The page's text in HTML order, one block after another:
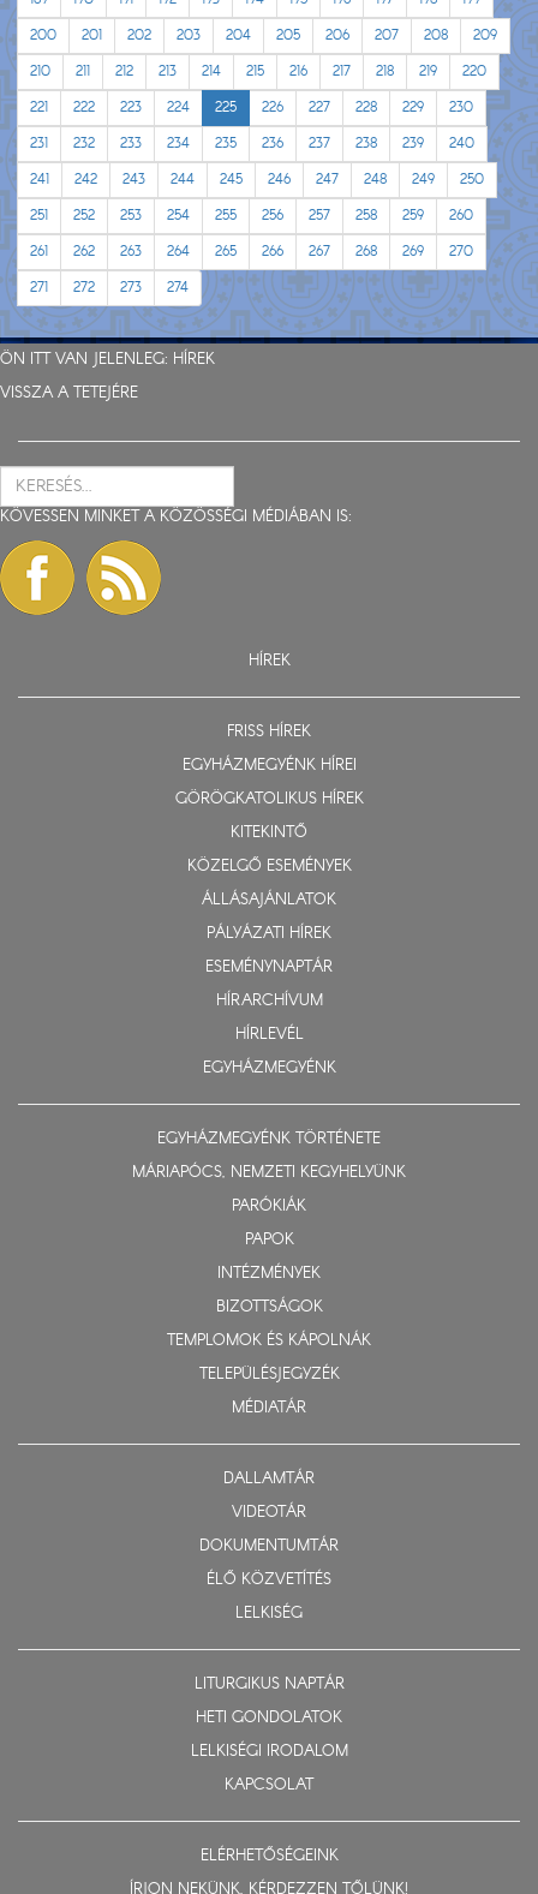
200
201 202 203 204 205 206 207 208
209
210
211 212 213 214 215 216 217 218 219
220
221
222 223 224 225 226 227 228 229
230
231
232 233 234 235 236 237 238 239
240
241
242 243 244 245 246 247 248 249
250
251
252 253 254 255 256 257 258 259
260
261
262 263 264 265 266 267 268 269
270
271
272 273 274
ÖN ITT VAN JELENLEG: HÍREK
VISSZA A TETEJÉRE
KÖVESSEN MINKET A KÖZÖSSÉGI MÉDIÁBAN IS:
HÍREK
FRISS HÍREK
EGYHÁZMEGYÉNK HÍREI
GÖRÖGKATOLIKUS HÍREK
KITEKINTŐ
KÖZELGŐ ESEMÉNYEK
ÁLLÁSAJÁNLATOK
PÁLYÁZATI HÍREK
ESEMÉNYNAPTÁR
HÍRARCHÍVUM
HÍRLEVÉL
EGYHÁZMEGYÉNK
EGYHÁZMEGYÉNK TÖRTÉNETE
MÁRIAPÓCS, NEMZETI KEGYHELYÜNK
PARÓKIÁK
PAPOK
INTÉZMÉNYEK
BIZOTTSÁGOK
TEMPLOMOK ÉS KÁPOLNÁK
TELEPÜLÉSJEGYZÉK
MÉDIATÁR
DALLAMTÁR
VIDEOTÁR
DOKUMENTUMTÁR
ÉLŐ KÖZVETÍTÉS
LELKISÉG
LITURGIKUS NAPTÁR
HETI GONDOLATOK
LELKISÉGI IRODALOM
KAPCSOLAT
ELÉRHETŐSÉGEINK